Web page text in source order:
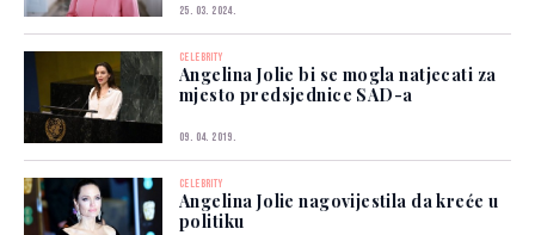
25. 03. 2024.
CELEBRITY
Angelina Jolie bi se mogla natjecati za
mjesto predsjednice SAD-a
09. 04. 2019.
CELEBRITY
Angelina Jolie nagovijestila da kreće u
politiku